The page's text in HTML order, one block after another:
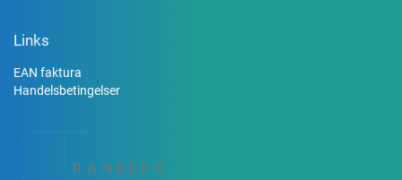
Links
EAN faktura
Handelsbetingelser